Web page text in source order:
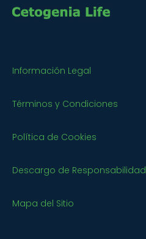
Información Legal
Términos y Condiciones
Política de Cookies
Descargo de Responsabilidad
Mapa del Sitio